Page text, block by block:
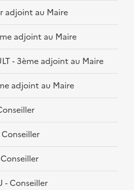
adjoint au Maire
adjoint au Maire
- 3ème adjoint au Maire
adjoint au Maire
Conseiller
- Conseiller